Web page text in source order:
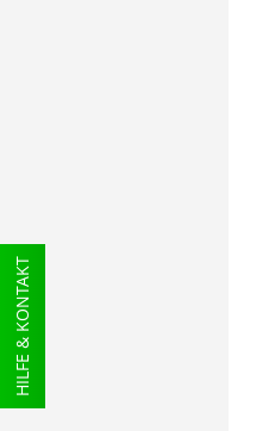
HILFE & KONTAKT